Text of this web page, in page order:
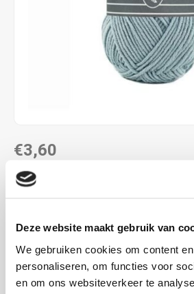
Deze website maakt gebruik van
We gebruiken cookies om content
personaliseren, om functies voor
en om ons websiteverkeer te
€3,60
DIRECT LEVERBAAR
meer
Toevoegen